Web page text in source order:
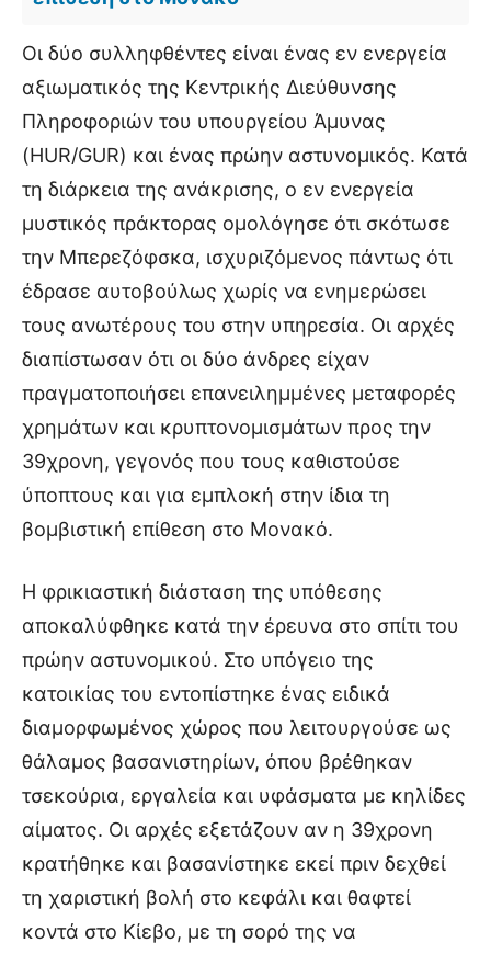
Οι δύο συλληφθέντες είναι ένας εν ενεργεία
αξιωματικός της Κεντρικής Διεύθυνσης
Πληροφοριών του υπουργείου Άμυνας
(HUR/GUR) και ένας πρώην αστυνομικός. Κατά
τη διάρκεια της ανάκρισης, ο εν ενεργεία
μυστικός πράκτορας ομολόγησε ότι σκότωσε
την Μπερεζόφσκα, ισχυριζόμενος πάντως ότι
έδρασε αυτοβούλως χωρίς να ενημερώσει
τους ανωτέρους του στην υπηρεσία. Οι αρχές
διαπίστωσαν ότι οι δύο άνδρες είχαν
πραγματοποιήσει επανειλημμένες μεταφορές
χρημάτων και κρυπτονομισμάτων προς την
39χρονη, γεγονός που τους καθιστούσε
ύποπτους και για εμπλοκή στην ίδια τη
βομβιστική επίθεση στο Μονακό.
Η φρικιαστική διάσταση της υπόθεσης
αποκαλύφθηκε κατά την έρευνα στο σπίτι του
πρώην αστυνομικού. Στο υπόγειο της
κατοικίας του εντοπίστηκε ένας ειδικά
διαμορφωμένος χώρος που λειτουργούσε ως
θάλαμος βασανιστηρίων, όπου βρέθηκαν
τσεκούρια, εργαλεία και υφάσματα με κηλίδες
αίματος. Οι αρχές εξετάζουν αν η 39χρονη
κρατήθηκε και βασανίστηκε εκεί πριν δεχθεί
τη χαριστική βολή στο κεφάλι και θαφτεί
κοντά στο Κίεβο, με τη σορό της να